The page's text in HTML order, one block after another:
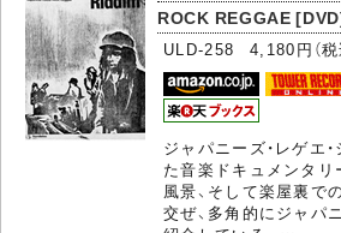
ROCK REGGAE
ULD-258 4,180円（税
ジャパニーズ・レゲエ
た音楽ドキュメンタ
風景、そして楽屋裏で
交ぜ、多角的にジャパ